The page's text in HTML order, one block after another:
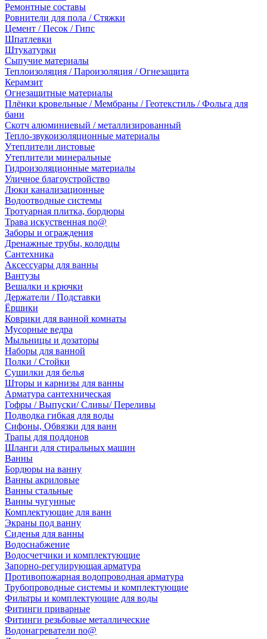
Ремонтные составы
Ровнители для пола / Стяжки
Цемент / Песок / Гипс
Шпатлевки
Штукатурки
Сыпучие материалы
Теплоизоляция / Пароизоляция / Огнезащита
Керамзит
Огнезащитные материалы
Плёнки кровельные / Мембраны / Геотекстиль / Фольга для
бани
Скотч алюминиевый / металлизированный
Тепло-звукоизоляционные материалы
Утеплители листовые
Утеплители минеральные
Гидроизоляционные материалы
Уличное благоустройство
Люки канализационные
Водоотводные системы
Тротуарная плитка, бордюры
Трава искуственная no@
Заборы и ограждения
Дренажные трубы, колодцы
Сантехника
Аксессуары для ванны
Вантузы
Вешалки и крючки
Держатели / Подставки
Ёршики
Коврики для ванной комнаты
Мусорные ведра
Мыльницы и дозаторы
Наборы для ванной
Полки / Стойки
Сушилки для белья
Шторы и карнизы для ванны
Арматура сантехническая
Гофры / Выпуски/ Сливы/ Переливы
Подводка гибкая для воды
Сифоны, Обвязки для ванн
Трапы для поддонов
Шланги для стиральных машин
Ванны
Бордюры на ванну
Ванны акриловые
Ванны стальные
Ванны чугунные
Комплектующие для ванн
Экраны под ванну
Сиденья для ванны
Водоснабжение
Водосчетчики и комплектующие
Запорно-регулирующая арматура
Противопожарная водопроводная арматура
Трубопроводные системы и комплектующие
Фильтры и комплектующие для воды
Фитинги приварные
Фитинги резьбовые металлические
Водонагреватели no@